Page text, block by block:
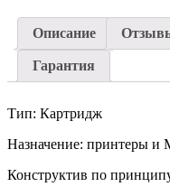
Описание
Гарантия
Тип: Картридж
Назначение: принтеры
Конструктив по